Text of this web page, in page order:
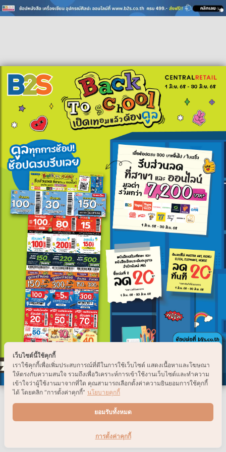
เว็บไซต์นี้ใช้คุกกี้
เราใช้คุกกี้เพื่อเพิ่มประสบการณ์ที่ดีในการใช้เว็บไซต์ แสดงเนื้อหาและโฆษณา
ให้ตรงกับความสนใจ รวมถึงเพื่อวิเคราะห์การเข้าใช้งานเว็บไซต์และทำความ
เข้าใจว่าผู้ใช้งานมาจากที่ใด คุณสามารถเลือกตั้งค่าความยินยอมการใช้คุกกี้
ได้ โดยคลิก “การตั้งค่าคุกกี้” นโยบายคุกกี้
ยอมรับทั้งหมด
การตั้งค่าคุกกี้